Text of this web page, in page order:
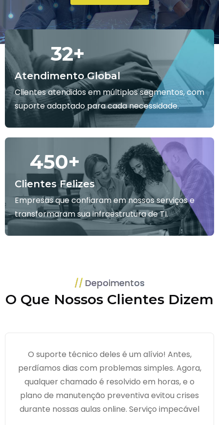
Atendimento Global
32+
Clientes atendidos em múltiplos segmentos, com
suporte adaptado para cada necessidade.
Clientes Felizes
450+
Empresas que confiaram em nossos serviços e
transformaram sua infraestrutura de TI.
Depoimentos
O Que Nossos Clientes Dizem
O suporte técnico deles é um alívio! Antes,
perdíamos dias com problemas simples. Agora,
qualquer chamado é resolvido em horas, e o
plano de manutenção preventiva evitou crises
durante nossas aulas online. Serviço impecável